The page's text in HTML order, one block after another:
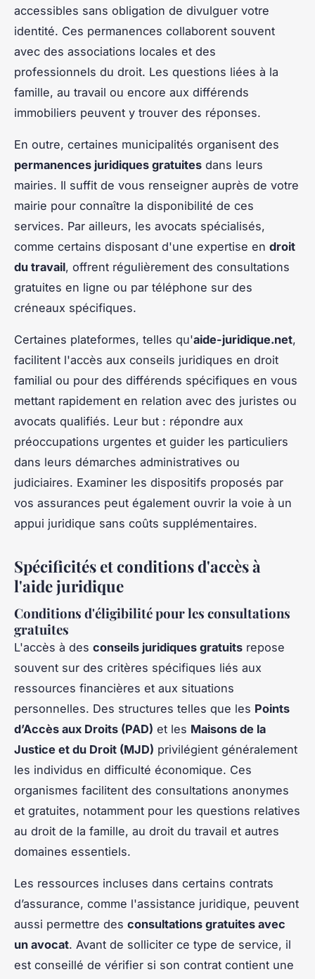
accessibles sans obligation de divulguer votre
identité. Ces permanences collaborent souvent
avec des associations locales et des
professionnels du droit. Les questions liées à la
famille, au travail ou encore aux différends
immobiliers peuvent y trouver des réponses.
En outre, certaines municipalités organisent des
permanences juridiques gratuites dans leurs
mairies. Il suffit de vous renseigner auprès de votre
mairie pour connaître la disponibilité de ces
services. Par ailleurs, les avocats spécialisés,
comme certains disposant d'une expertise en droit
du travail, offrent régulièrement des consultations
gratuites en ligne ou par téléphone sur des
créneaux spécifiques.
Certaines plateformes, telles qu'aide-juridique.net,
facilitent l'accès aux conseils juridiques en droit
familial ou pour des différends spécifiques en vous
mettant rapidement en relation avec des juristes ou
avocats qualifiés. Leur but : répondre aux
préoccupations urgentes et guider les particuliers
dans leurs démarches administratives ou
judiciaires. Examiner les dispositifs proposés par
vos assurances peut également ouvrir la voie à un
appui juridique sans coûts supplémentaires.
Spécificités et conditions d'accès à
l'aide juridique
Conditions d'éligibilité pour les consultations
gratuites
L'accès à des conseils juridiques gratuits repose
souvent sur des critères spécifiques liés aux
ressources financières et aux situations
personnelles. Des structures telles que les Points
d’Accès aux Droits (PAD) et les Maisons de la
Justice et du Droit (MJD) privilégient généralement
les individus en difficulté économique. Ces
organismes facilitent des consultations anonymes
et gratuites, notamment pour les questions relatives
au droit de la famille, au droit du travail et autres
domaines essentiels.
Les ressources incluses dans certains contrats
d’assurance, comme l'assistance juridique, peuvent
aussi permettre des consultations gratuites avec
un avocat. Avant de solliciter ce type de service, il
est conseillé de vérifier si son contrat contient une